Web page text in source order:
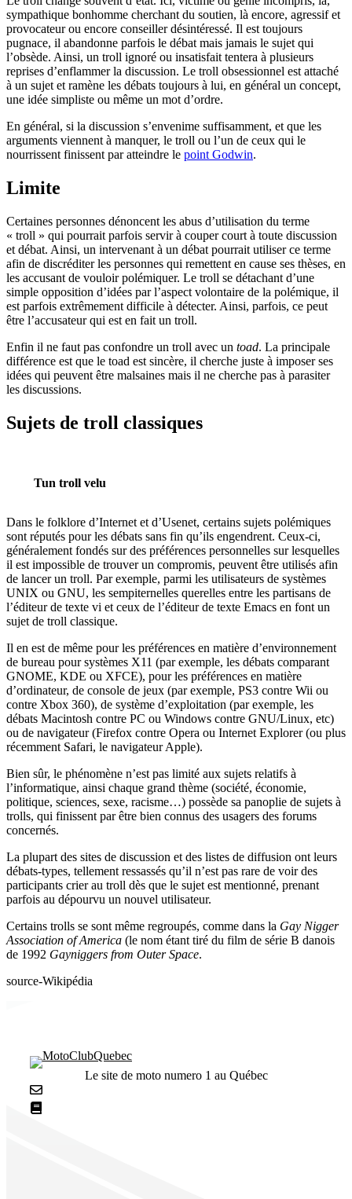
sympathique bonhomme cherchant du soutien, là encore, agressif et
provocateur ou encore conseiller désintéressé. Il est toujours
pugnace, il abandonne parfois le débat mais jamais le sujet qui
l’obsède. Ainsi, un troll ignoré ou insatisfait tentera à plusieurs
reprises d’enflammer la discussion. Le troll obsessionnel est attaché
à un sujet et ramène les débats toujours à lui, en général un concept,
une idée simpliste ou même un mot d’ordre.
En général, si la discussion s’envenime suffisamment, et que les
arguments viennent à manquer, le troll ou l’un de ceux qui le
nourrissent finissent par atteindre le point Godwin.
Limite
Certaines personnes dénoncent les abus d’utilisation du terme
« troll » qui pourrait parfois servir à couper court à toute discussion
et débat. Ainsi, un intervenant à un débat pourrait utiliser ce terme
afin de discréditer les personnes qui remettent en cause ses thèses, en
les accusant de vouloir polémiquer. Le troll se détachant d’une
simple opposition d’idées par l’aspect volontaire de la polémique, il
est parfois extrêmement difficile à détecter. Ainsi, parfois, ce peut
être l’accusateur qui est en fait un troll.
Enfin il ne faut pas confondre un troll avec un toad. La principale
différence est que le toad est sincère, il cherche juste à imposer ses
idées qui peuvent être malsaines mais il ne cherche pas à parasiter
les discussions.
Sujets de troll classiques
Tun troll velu
Dans le folklore d’Internet et d’Usenet, certains sujets polémiques
sont réputés pour les débats sans fin qu’ils engendrent. Ceux-ci,
généralement fondés sur des préférences personnelles sur lesquelles
il est impossible de trouver un compromis, peuvent être utilisés afin
de lancer un troll. Par exemple, parmi les utilisateurs de systèmes
UNIX ou GNU, les sempiternelles querelles entre les partisans de
l’éditeur de texte vi et ceux de l’éditeur de texte Emacs en font un
sujet de troll classique.
Il en est de même pour les préférences en matière d’environnement
de bureau pour systèmes X11 (par exemple, les débats comparant
GNOME, KDE ou XFCE), pour les préférences en matière
d’ordinateur, de console de jeux (par exemple, PS3 contre Wii ou
contre Xbox 360), de système d’exploitation (par exemple, les
débats Macintosh contre PC ou Windows contre GNU/Linux, etc)
ou de navigateur (Firefox contre Opera ou Internet Explorer (ou plus
récemment Safari, le navigateur Apple).
Bien sûr, le phénomène n’est pas limité aux sujets relatifs à
l’informatique, ainsi chaque grand thème (société, économie,
politique, sciences, sexe, racisme…) possède sa panoplie de sujets à
trolls, qui finissent par être bien connus des usagers des forums
concernés.
La plupart des sites de discussion et des listes de diffusion ont leurs
débats-types, tellement ressassés qu’il n’est pas rare de voir des
participants crier au troll dès que le sujet est mentionné, prenant
parfois au dépourvu un nouvel utilisateur.
Certains trolls se sont même regroupés, comme dans la Gay Nigger
Association of America (le nom étant tiré du film de série B danois
de 1992 Gayniggers from Outer Space.
source-Wikipédia
Le site de moto numero 1 au Québec